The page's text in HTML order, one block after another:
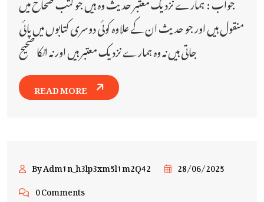
منقول ہیں اور جو حدیث ان کے علاوہ کوئی دوسری کتابوں میں پائی
جاتی ہیں نہ وہ ہمارے نزدیک معتبر ہیں اور نہ انکا صحیح
READ MORE
By Adm1n_h3lp3xm5l1m2Q42
28/06/2025
0 Comments